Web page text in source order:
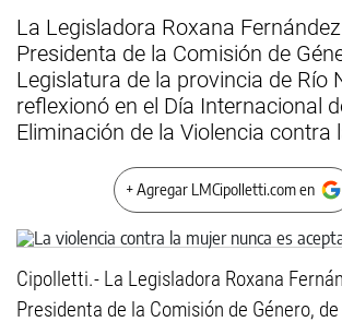
La Legisladora Roxana
Presidenta de la Comisión de
Legislatura de la provincia de Río
reflexionó en el Día Internacional
Eliminación de la Violencia contra
+ Agregar LMCipolletti.com en
Cipolletti.- La Legisladora Roxana
Presidenta de la Comisión de Género,